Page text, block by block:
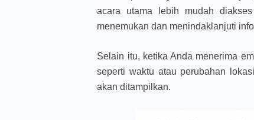
acara utama lebih mudah
menemukan dan menindaklanjuti
Selain itu, ketika Anda menerima
seperti waktu atau perubahan
akan ditampilkan.